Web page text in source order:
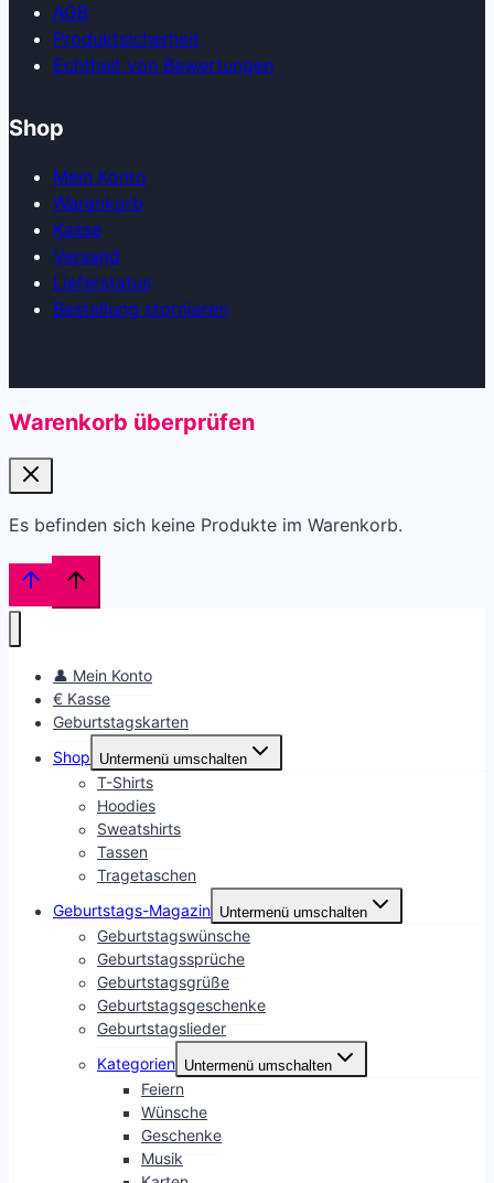
AGB
Produkt­sicherheit
Echtheit von Bewertungen
Shop
Mein Konto
Warenkorb
Kasse
Versand
Lieferstatus
Bestellung stornieren
Warenkorb überprüfen
Es befinden sich keine Produkte im Warenkorb.
👤 Mein Konto
€ Kasse
Geburtstagskarten
Shop
Untermenü umschalten
T-Shirts
Hoodies
Sweatshirts
Tassen
Tragetaschen
Geburtstags-Magazin Untermenü umschalten
Geburtstagswünsche
Geburtstagssprüche
Geburtstagsgrüße
Geburtstagsgeschenke
Geburtstagslieder
Kategorien Untermenü umschalten
Feiern
Wünsche
Geschenke
Musik